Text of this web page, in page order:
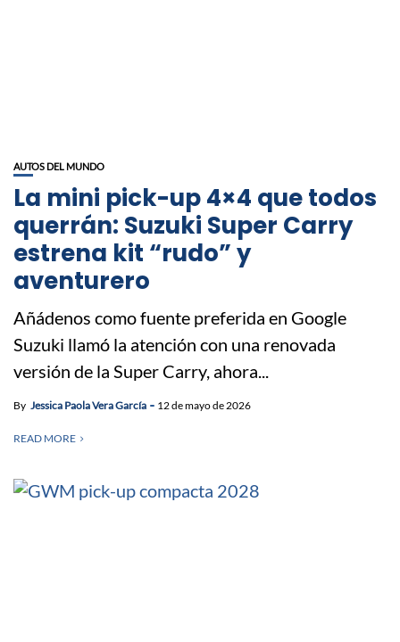
AUTOS DEL MUNDO
La mini pick-up 4×4 que todos
querrán: Suzuki Super Carry
estrena kit “rudo” y
aventurero
Añádenos como fuente preferida en Google
Suzuki llamó la atención con una renovada
versión de la Super Carry, ahora...
By Jessica Paola Vera García 12 de mayo de 2026
READ MORE